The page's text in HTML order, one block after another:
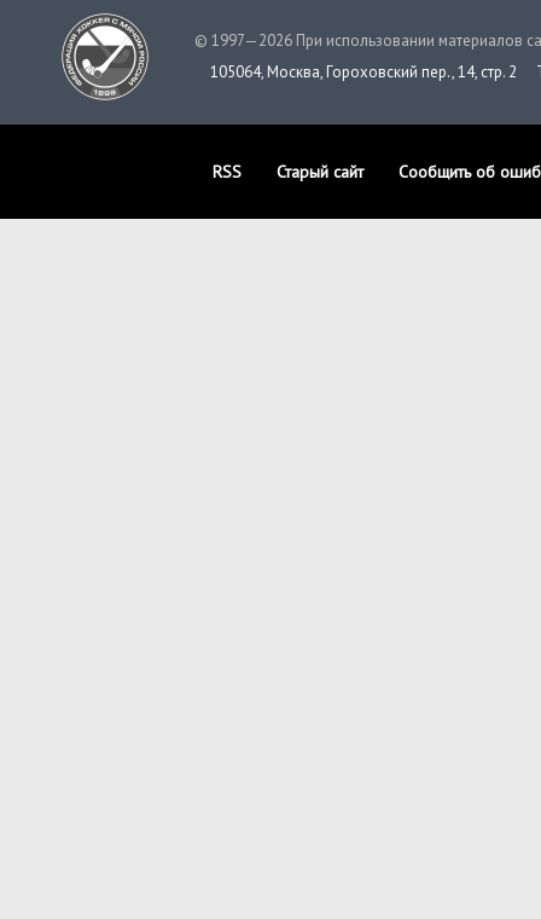
© 1997—2026 При использовании материалов
105064, Москва, Гороховский пер., 14, стр. 2
RSS Старый сайт Сообщить об